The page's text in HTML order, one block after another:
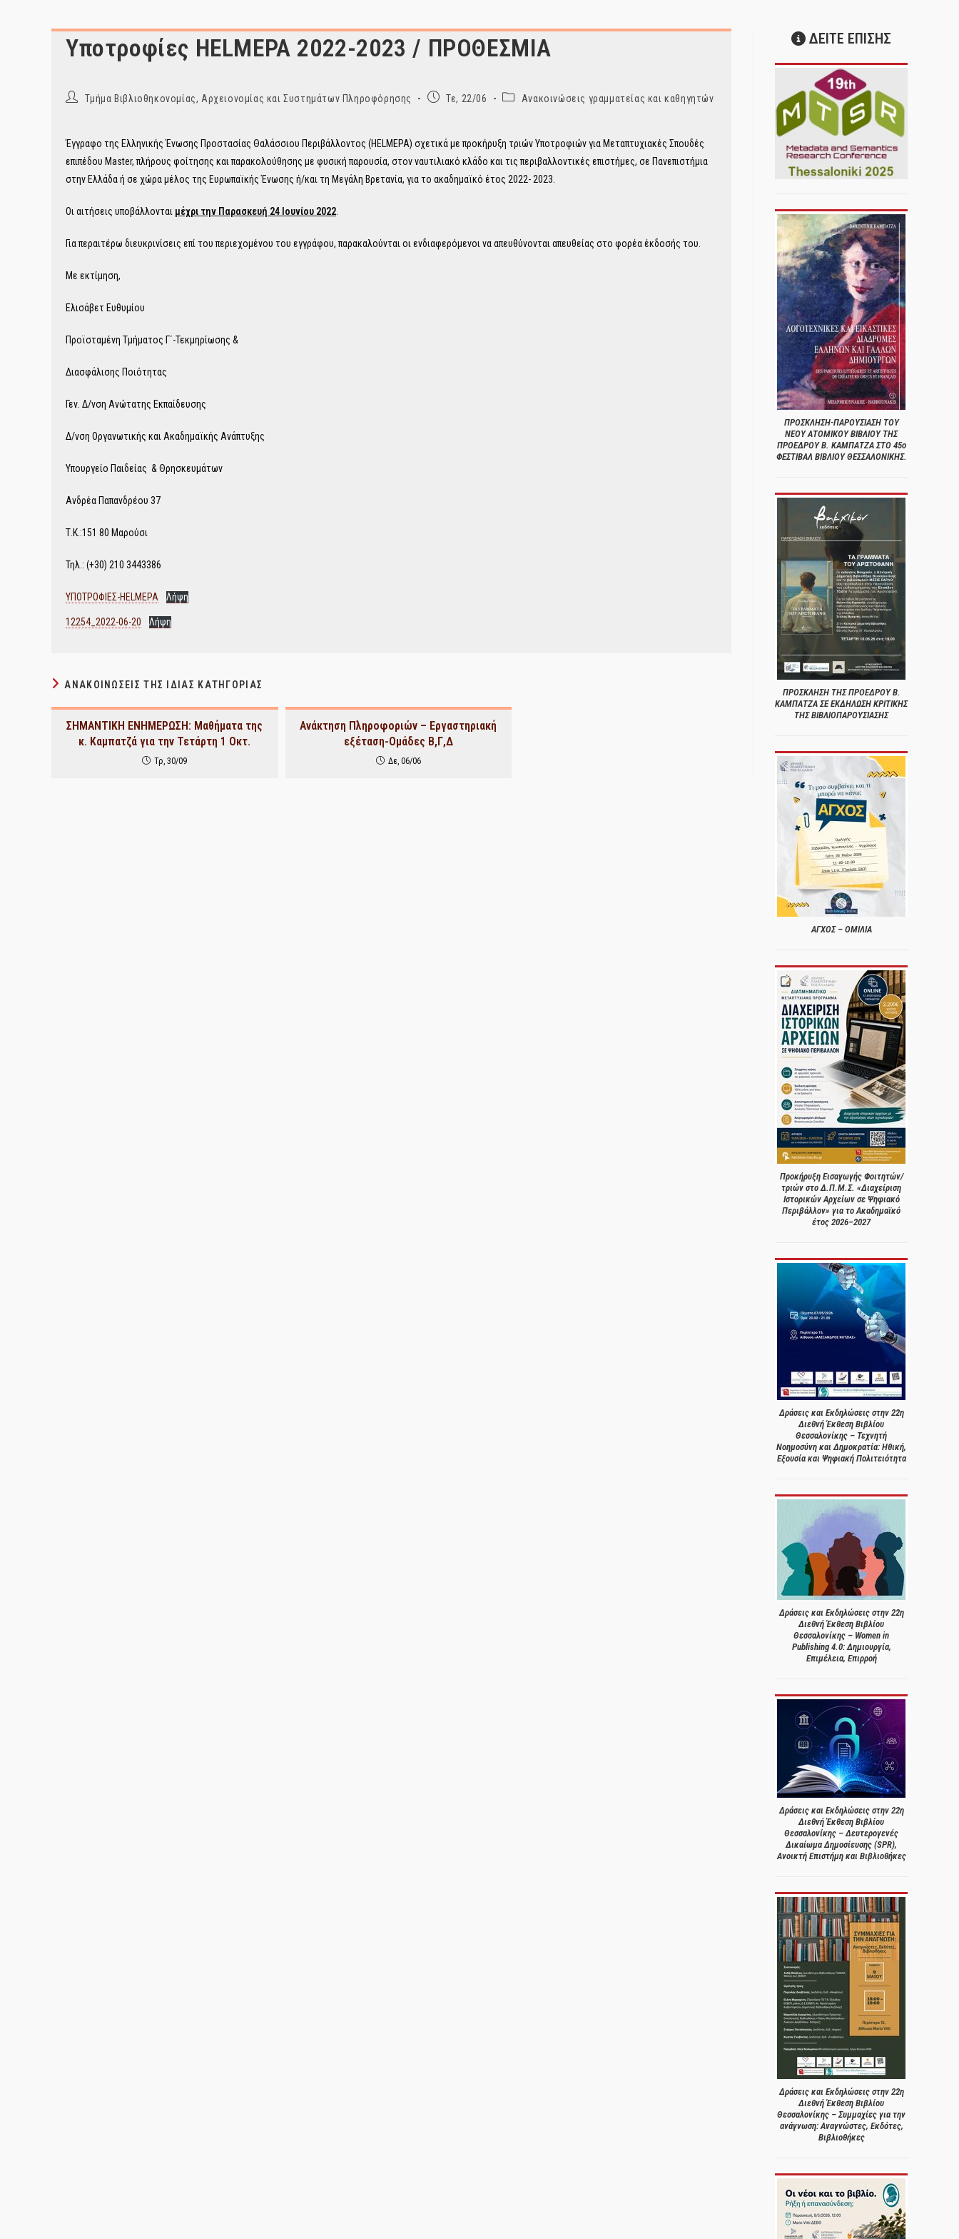
Υποτροφίες HELMEPA 2022-2023 / ΠΡΟΘΕΣΜΙΑ
PostΤμήμα Βιβλιοθηκονομίας, Αρχειονομίας και Συστημάτων Πληροφόρησης
PostΤε, 22/06
PostΑνακοινώσεις γραμματείας και καθηγητών
Έγγραφο της Ελληνικής Ένωσης Προστασίας Θαλάσσιου Περιβάλλοντος (HELMEPA) σχετικά με προκήρυξη τριών Υποτροφιών για Μεταπτυχιακές Σπουδές
επιπέδου Master, πλήρους φοίτησης και παρακολούθησης με φυσική παρουσία, στον ναυτιλιακό κλάδο και τις περιβαλλοντικές επιστήμες, σε Πανεπιστήμια
στην Ελλάδα ή σε χώρα μέλος της Ευρωπαϊκής Ένωσης ή/και τη Μεγάλη Βρετανία, για το ακαδημαϊκό έτος 2022- 2023.
Οι αιτήσεις υποβάλλονται μέχρι την Παρασκευή 24 Ιουνίου 2022
Για περαιτέρω διευκρινίσεις επί του περιεχομένου του εγγράφου, παρακαλούνται οι ενδιαφερόμενοι να απευθύνονται απευθείας στο φορέα έκδοσής του.
Με εκτίμηση,
Ελισάβετ Ευθυμίου
Προϊσταμένη Τμήματος Γ΄-Τεκμηρίωσης &
Διασφάλισης Ποιότητας
Γεν. Δ/νση Ανώτατης Εκπαίδευσης
Δ/νση Οργανωτικής και Ακαδημαϊκής Ανάπτυξης
Υπουργείο Παιδείας & Θρησκευμάτων
Ανδρέα Παπανδρέου 37
Τ.Κ.:151 80 Μαρούσι
Τηλ.: (+30) 210 3443386
ΥΠΟΤΡΟΦΙΕΣ-HELMEPA Λήψη
12254_2022-06-20 Λήψη
ΑΝΑΚΟΙΝΏΣΕΙΣ ΤΗΣ ΊΔΙΑΣ ΚΑΤΗΓΟΡΊΑΣ
ΣΗΜΑΝΤΙΚΗ ΕΝΗΜΕΡΩΣΗ: Μαθήματα της
κ. Καμπατζά για την Τετάρτη 1 Οκτ.
Τρ, 30/09
Ανάκτηση Πληροφοριών – Εργαστηριακή
εξέταση-Ομάδες Β,Γ,Δ
Δε, 06/06
ΔΕΙΤΕ ΕΠΙΣΗΣ
ΠΡΟΣΚΛΗΣΗ-ΠΑΡΟΥΣΙΑΣΗ ΤΟΥ
ΝΕΟΥ ΑΤΟΜΙΚΟΥ ΒΙΒΛΙΟΥ ΤΗΣ
ΠΡΟΕΔΡΟΥ Β. ΚΑΜΠΑΤΖΑ ΣΤΟ 45ο
ΦΕΣΤΙΒΑΛ ΒΙΒΛΙΟΥ ΘΕΣΣΑΛΟΝΙΚΗΣ.
ΠΡΟΣΚΛΗΣΗ ΤΗΣ ΠΡΟΕΔΡΟΥ Β.
ΚΑΜΠΑΤΖΑ ΣΕ ΕΚΔΗΛΩΣΗ ΚΡΙΤΙΚΗΣ
ΤΗΣ ΒΙΒΛΙΟΠΑΡΟΥΣΙΑΣΗΣ
ΑΓΧΟΣ – ΟΜΙΛΙΑ
Προκήρυξη Εισαγωγής Φοιτητών/
τριών στο Δ.Π.Μ.Σ. «Διαχείριση
Ιστορικών Αρχείων σε Ψηφιακό
Περιβάλλον» για το Ακαδημαϊκό
έτος 2026–2027
Δράσεις και Εκδηλώσεις στην 22η
Διεθνή Έκθεση Βιβλίου
Θεσσαλονίκης – Τεχνητή
Νοημοσύνη και Δημοκρατία: Ηθική,
Εξουσία και Ψηφιακή Πολιτειότητα
Δράσεις και Εκδηλώσεις στην 22η
Διεθνή Έκθεση Βιβλίου
Θεσσαλονίκης – Women in
Publishing 4.0: Δημιουργία,
Επιμέλεια, Επιρροή
Δράσεις και Εκδηλώσεις στην 22η
Διεθνή Έκθεση Βιβλίου
Θεσσαλονίκης – Δευτερογενές
Δικαίωμα Δημοσίευσης (SPR),
Ανοικτή Επιστήμη και Βιβλιοθήκες
Δράσεις και Εκδηλώσεις στην 22η
Διεθνή Έκθεση Βιβλίου
Θεσσαλονίκης – Συμμαχίες για την
ανάγνωση: Αναγνώστες, Εκδότες,
Βιβλιοθήκες